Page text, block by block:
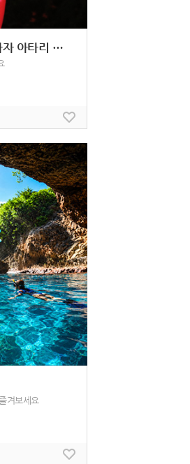
[$10 할인이벤트] 크라운플라자 아타리 디너쇼
겨보세요